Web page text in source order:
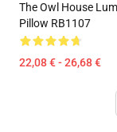
The Owl House
Pillow RB1107
22,08 € - 26,68 €